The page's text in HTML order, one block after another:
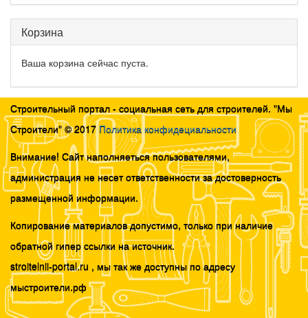
Корзина
Ваша корзина сейчас пуста.
Строительный портал - социальная сеть для строителей. "Мы
Строители" © 2017 Политика конфидециальности
Внимание! Сайт наполняеться пользователями,
администрация не несет ответственности за достоверность
размещенной информации.
Копирование материалов допустимо, только при наличие
обратной гипер ссылки на источник.
stroitelnii-portal.ru , мы так же доступны по адресу
мыстроители.рф